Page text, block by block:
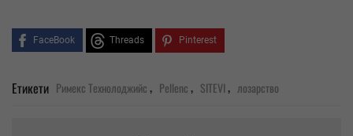
FaceBook Threads Pinterest
Етикети Римекс Технолоджийс, Pellenc, SITEVI, лозарство